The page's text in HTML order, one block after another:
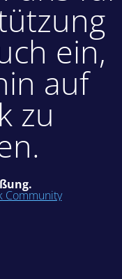
ein,
auf
zu
Community